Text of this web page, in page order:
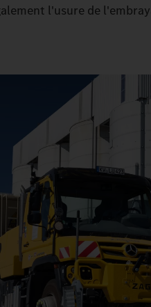
l'usure de